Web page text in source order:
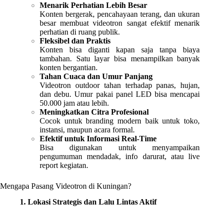
Menarik Perhatian Lebih Besar
Konten bergerak, pencahayaan terang, dan ukuran
besar membuat videotron sangat efektif menarik
perhatian di ruang publik.
Fleksibel dan Praktis
Konten bisa diganti kapan saja tanpa biaya
tambahan. Satu layar bisa menampilkan banyak
konten bergantian.
Tahan Cuaca dan Umur Panjang
Videotron outdoor tahan terhadap panas, hujan,
dan debu. Umur pakai panel LED bisa mencapai
50.000 jam atau lebih.
Meningkatkan Citra Profesional
Cocok untuk branding modern baik untuk toko,
instansi, maupun acara formal.
Efektif untuk Informasi Real-Time
Bisa digunakan untuk menyampaikan
pengumuman mendadak, info darurat, atau live
report kegiatan.
Mengapa Pasang Videotron di Kuningan?
1. Lokasi Strategis dan Lalu Lintas Aktif